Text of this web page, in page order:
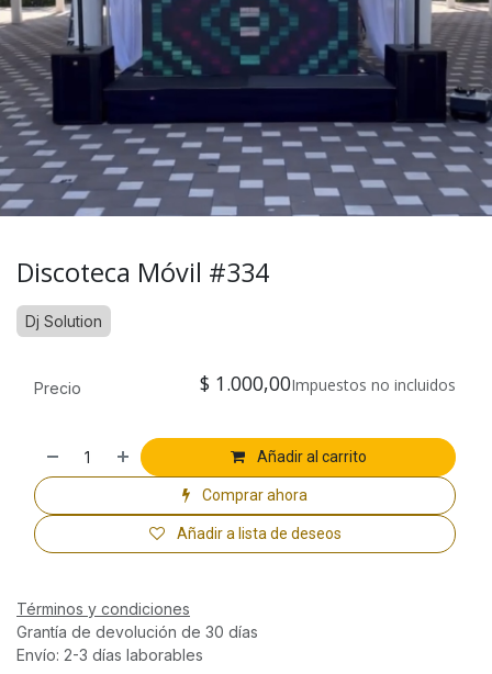
Discoteca Móvil #334
Dj Solution
Añadir al carrito
Comprar ahora
Añadir a lista de deseos
Precio $ 1.000,00Impuestos no incluidos
Términos y condiciones
Grantía de devolución de 30 días
Envío: 2-3 días laborables